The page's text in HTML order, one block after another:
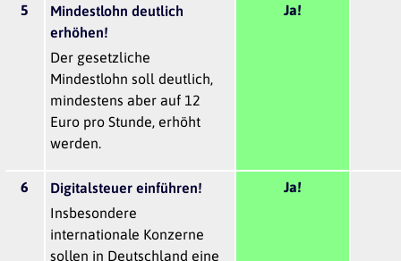
5
Mindestlohn deutlich
erhöhen!
Der gesetzliche
Mindestlohn soll deutlich,
mindestens aber auf 12
Euro pro Stunde, erhöht
werden.
Ja!
6
Digitalsteuer einführen!
Insbesondere
internationale Konzerne
sollen in Deutschland eine
Ja!